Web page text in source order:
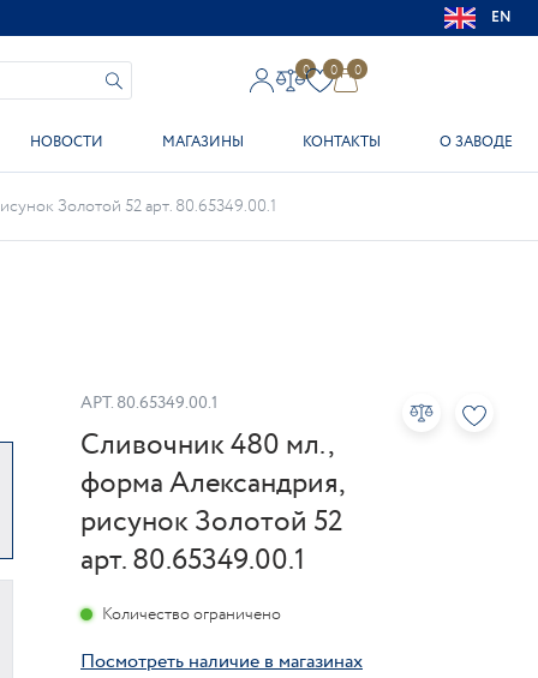
EN
0 0 0
НОВОСТИ МАГАЗИНЫ КОНТАКТЫ О ЗАВОДЕ
Золотой 52 арт. 80.65349.00.1
АРТ. 80.65349.00.1
Сливочник 480 мл.,
форма Александрия,
рисунок Золотой 52
арт. 80.65349.00.1
Посмотреть наличие в магазинах
Количество ограничено